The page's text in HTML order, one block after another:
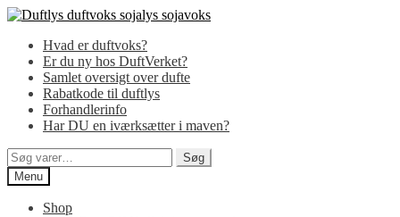
Spring
navigation
Spring
indholdHvad er duftvoks?
Er du ny hos DuftVerket?
Samlet oversigt over dufte
Rabatkode til duftlys
Forhandlerinfo
Har DU en iværksætter i maven?
Søg
efter:
Søg
Menu
Shop